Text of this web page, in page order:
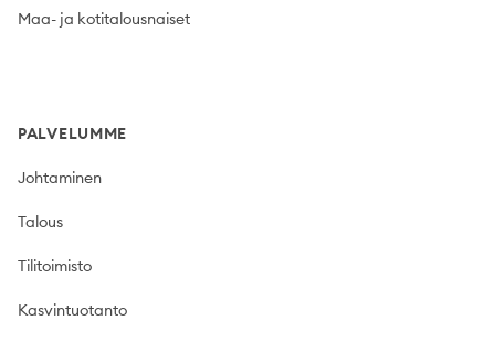
Maa- ja kotitalousnaiset
PALVELUMME
Johtaminen
Talous
Tilitoimisto
Kasvintuotanto